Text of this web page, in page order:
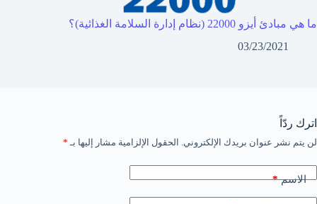
ما هي مبادئ أيزو 22000 (نظام إدارة السلامة الغذائية)؟
03/23/2021
اترك ردّاً
لن يتم نشر عنوان بريدك الإلكتروني. الحقول الإلزامية مشار إليها بـ *
الاسم*